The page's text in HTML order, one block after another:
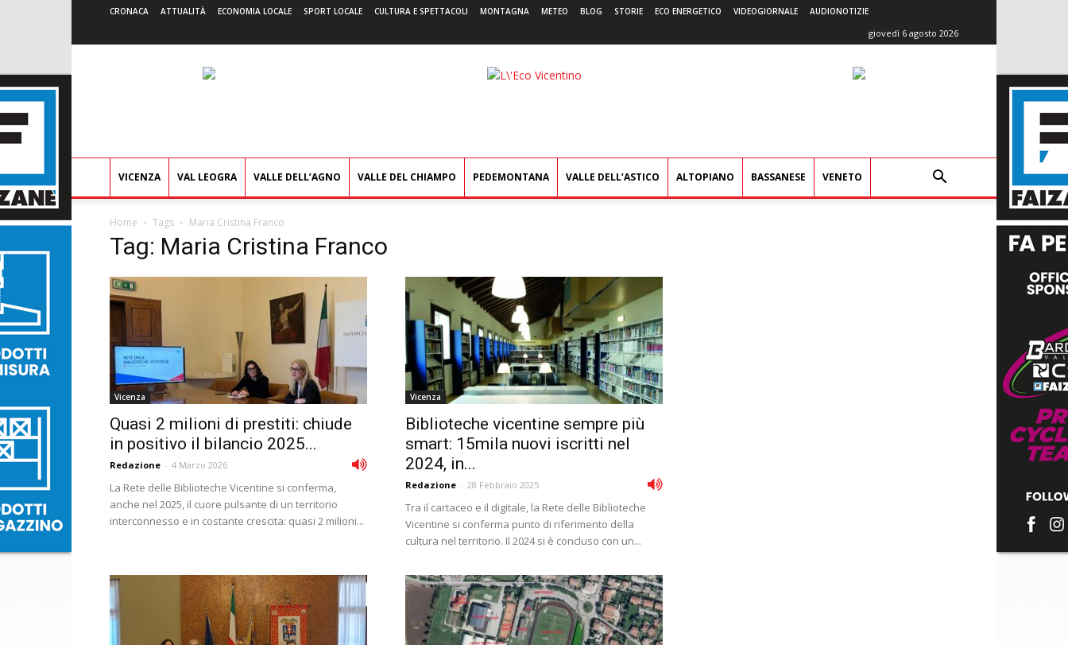
CRONACA ATTUALITÀ ECONOMIA LOCALE SPORT LOCALE CULTURA E SPETTACOLI MONTAGNA METEO BLOG STORIE ECO ENERGETICO VIDEOGIORNALE AUDIONOTIZIE
giovedì 6 agosto 2026
L'Eco
VICENZA VAL LEOGRA VALLE DELL’AGNO VALLE DEL CHIAMPO PEDEMONTANA VALLE DELL’ASTICO ALTOPIANO BASSANESE VENETO
Home Tags Maria Cristina Franco
Tag: Maria Cristina Franco
Vicenza
Quasi 2 milioni di prestiti: chiude
in positivo il bilancio 2025...
Redazione - 4 Marzo 2026
La Rete delle Biblioteche Vicentine si conferma,
anche nel 2025, il cuore pulsante di un territorio
interconnesso e in costante crescita: quasi 2 milioni...
Vicenza
Biblioteche vicentine sempre più
smart: 15mila nuovi iscritti nel
2024, in...
Redazione - 28 Febbraio 2025
Tra il cartaceo e il digitale, la Rete delle Biblioteche
Vicentine si conferma punto di riferimento della
cultura nel territorio. Il 2024 si è concluso con un...